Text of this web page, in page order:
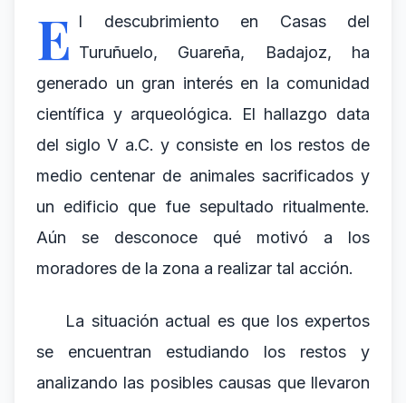
E l descubrimiento en Casas del
Turuñuelo, Guareña, Badajoz, ha
generado un gran interés en la comunidad
científica y arqueológica. El hallazgo data
del siglo V a.C. y consiste en los restos de
medio centenar de animales sacrificados y
un edificio que fue sepultado ritualmente.
Aún se desconoce qué motivó a los
moradores de la zona a realizar tal acción.
La situación actual es que los expertos
se encuentran estudiando los restos y
analizando las posibles causas que llevaron